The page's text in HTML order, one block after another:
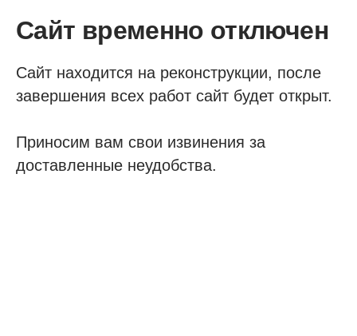
Сайт временно отключен
Сайт находится на реконструкции, после
завершения всех работ сайт будет открыт.
Приносим вам свои извинения за
доставленные неудобства.